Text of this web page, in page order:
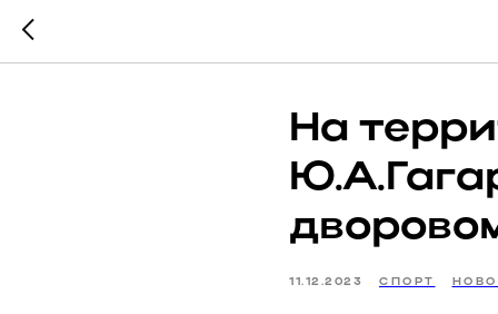
На
11.12.2023 СПОРТ